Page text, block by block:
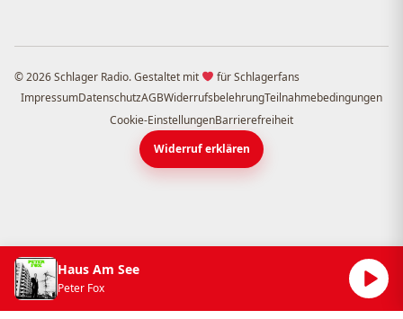
© 2026 Schlager Radio. Gestaltet mit
für Schlagerfans
ImpressumDatenschutzAGBWiderrufsbelehrungTeilnahmebedingungen
Cookie-EinstellungenBarrierefreiheit
Widerruf erklären
Haus Am See
Peter Fox